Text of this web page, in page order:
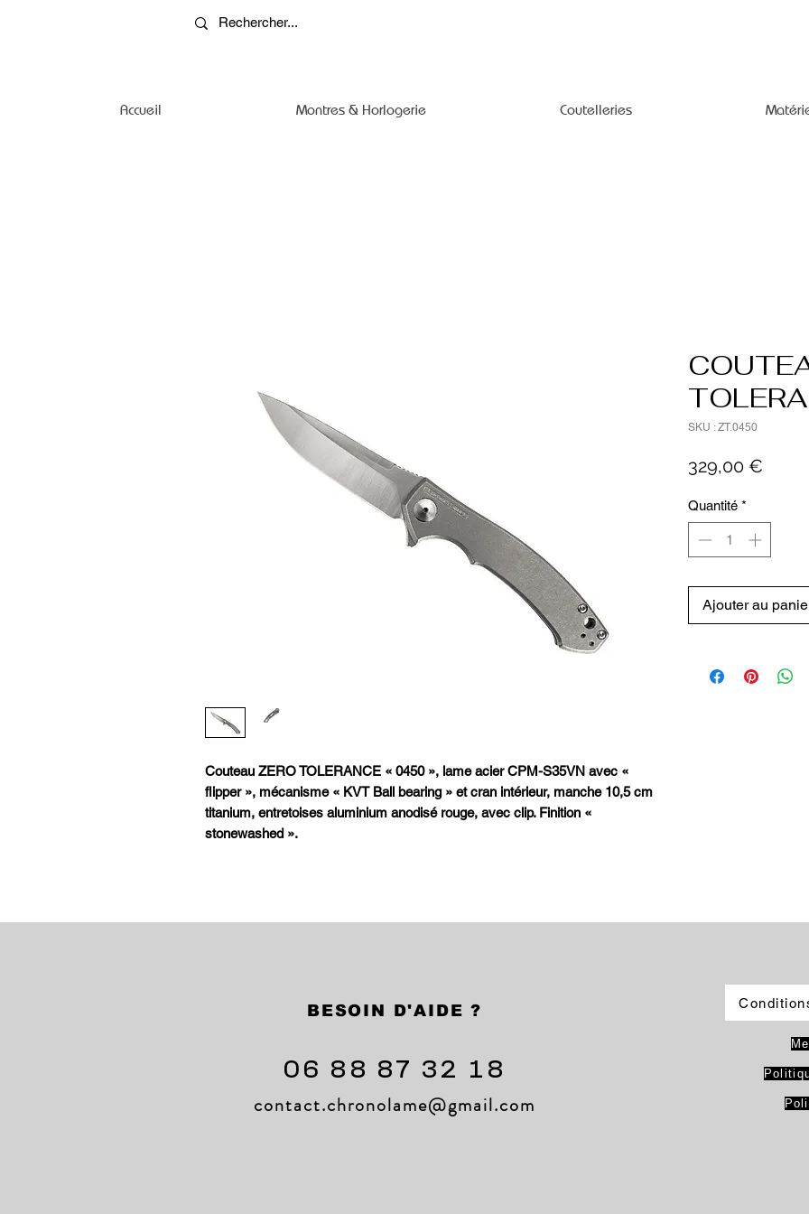
Accueil Montres & Horlogerie Coutelleries
Couteau ZERO TOLERANCE « 0450 », lame acier CPM-S35VN avec «
flipper », mécanisme « KVT Ball bearing » et cran intérieur, manche 10,5 cm
titanium, entretoises aluminium anodisé rouge, avec clip. Finition «
stonewashed ».
SKU : ZT.0450
329,00 €
Quantité *
Ajouter au
BESOIN D'AIDE ?
06 88 87 32 18
contact.chronolame@gmail.com